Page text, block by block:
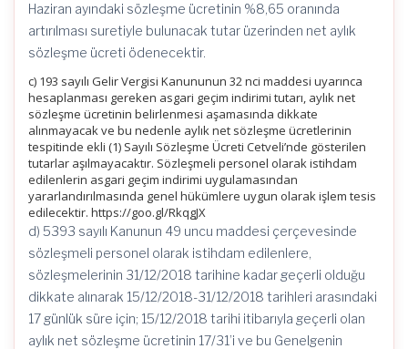
Haziran ayındaki sözleşme ücretinin %8,65 oranında
artırılması suretiyle bulunacak tutar üzerinden net aylık
sözleşme ücreti ödenecektir.
c) 193 sayılı Gelir Vergisi Kanununun 32 nci maddesi uyarınca
hesaplanması gereken asgari geçim indirimi tutarı, aylık net
sözleşme ücretinin belirlenmesi aşamasında dikkate
alınmayacak ve bu nedenle aylık net sözleşme ücretlerinin
tespitinde ekli (1) Sayılı Sözleşme Ücreti Cetveli’nde gösterilen
tutarlar aşılmayacaktır. Sözleşmeli personel olarak istihdam
edilenlerin asgari geçim indirimi uygulamasından
yararlandırılmasında genel hükümlere uygun olarak işlem tesis
edilecektir. https://goo.gl/RkqgJX
d) 5393 sayılı Kanunun 49 uncu maddesi çerçevesinde
sözleşmeli personel olarak istihdam edilenlere,
sözleşmelerinin 31/12/2018 tarihine kadar geçerli olduğu
dikkate alınarak 15/12/2018-31/12/2018 tarihleri arasındaki
17 günlük süre için; 15/12/2018 tarihi itibarıyla geçerli olan
aylık net sözleşme ücretinin 17/31’i ve bu Genelgenin